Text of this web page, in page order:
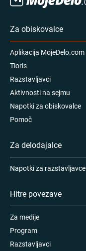
Za obiskovalce
Aplikacija MojeDelo.com
Tloris
Razstavljavci
Aktivnosti na sejmu
Napotki za obiskovalce
Pomoč
Za delodajalce
Napotki za razstavljavce
Hitre povezave
Za medije
Program
Razstavljavci